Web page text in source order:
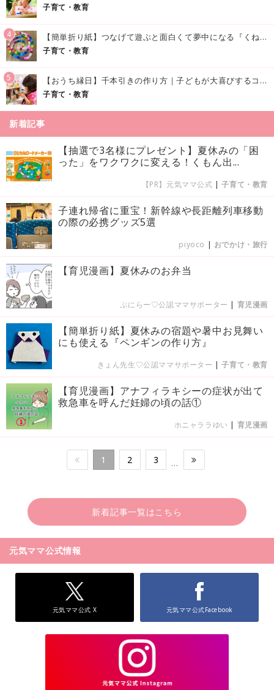
子育て・教育
4 【簡単折り紙】つなげて遊ぶと面白くて夢中になる『くねくねへびさんの作り方』
子育て・教育
5 【おうち縁日】千本引きの作り方｜子どもが大喜びするコツやアイデア♪
子育て・教育
新着記事
【抽選で3名様にプレゼント】夏休みの「困
った」をワクワクに変える！くもん出...
【PR】元気ママ公式 |子育て・教育
子連れ帰省に重宝！新幹線や長距離列車移動
の際の必携グッズ5選
piyoco | おでかけ・旅行
【育児漫画】夏休みのお弁当
ぷにらー♡公認ママサポーター | 育児漫画
【簡単折り紙】夏休みの宿題や暑中お見舞い
にも使える『ペンギンの作り方』
きょん先生♡公認ママサポーター |子育て・教育
【育児漫画】アナフィラキシーの症状が出て
救急車を呼んだ妊婦の頃の話①
ホニャララゆい | 育児漫画
1 2 3 …
新着記事一覧はこちら
元気ママ公式情報
元気ママ公式 X 元気ママ公式Facebook